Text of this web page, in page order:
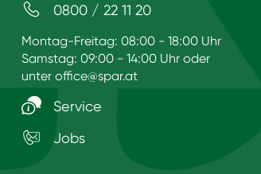
0800 / 22 11 20
Montag-Freitag: 08:00 - 18:00 Uhr
Samstag: 09:00 - 14:00 Uhr oder
unter office@spar.at
Service
Jobs